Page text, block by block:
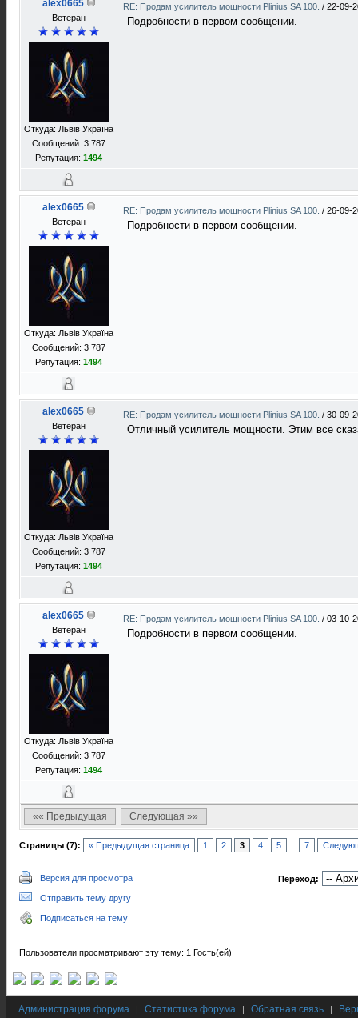
alex0665
Ветеран
Откуда: Львів Україна
Сообщений: 3 787
Репутация: 1494
RE: Продам усилитель мощности Plinius SA 100. / 22-09-
Подробности в первом сообщении.
alex0665
Ветеран
Откуда: Львів Україна
Сообщений: 3 787
Репутация: 1494
RE: Продам усилитель мощности Plinius SA 100. / 26-09-
Подробности в первом сообщении.
alex0665
Ветеран
Откуда: Львів Україна
Сообщений: 3 787
Репутация: 1494
RE: Продам усилитель мощности Plinius SA 100. / 30-09-
Отличный усилитель мощности. Этим все
alex0665
Ветеран
Откуда: Львів Україна
Сообщений: 3 787
Репутация: 1494
RE: Продам усилитель мощности Plinius SA 100. / 03-10-
Подробности в первом сообщении.
«« Предыдущая Следующая »»
Страницы (7): « Предыдущая страница 1 2 3 4 5 7
Версия для просмотра
Отправить тему другу
Подписаться на тему
Переход:
Пользователи просматривают эту тему: 1 Гость(ей)
Администрация форума | Статистика форума | Обратная связь |